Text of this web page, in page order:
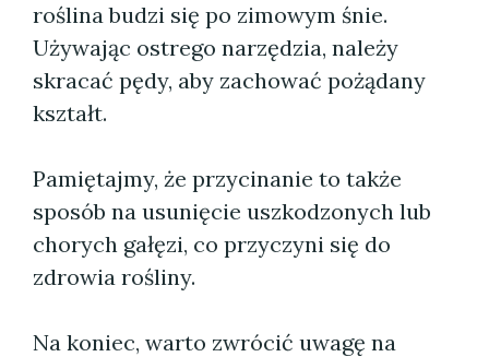
roślina budzi się po zimowym śnie.
Używając ostrego narzędzia, należy
skracać pędy, aby zachować pożądany
kształt.
Pamiętajmy, że przycinanie to także
sposób na usunięcie uszkodzonych lub
chorych gałęzi, co przyczyni się do
zdrowia rośliny.
Na koniec, warto zwrócić uwagę na